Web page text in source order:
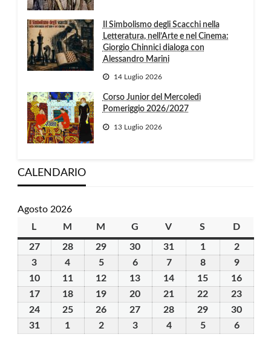
Il Simbolismo degli Scacchi nella
Letteratura, nell’Arte e nel Cinema:
Giorgio Chinnici dialoga con
Alessandro Marini
14 Luglio 2026
Corso Junior del Mercoledì
Pomeriggio 2026/2027
13 Luglio 2026
CALENDARIO
Agosto 2026
L
M martedì
M mercoledì
G giovedìV venerdì
S D
2727
Luglio
2026
2828
29 30 31 11
Agosto
2026
22
Agosto
2026
3
Agosto
2026
4
Agosto
2026
55
Agosto
2026
66
Agosto
2026
77
Agosto
2026
88
Agosto
2026
99
Agosto
2026
1010
Agosto
2026
1111
Agosto
2026
12
Agosto
13
Agosto
14
Agosto
15
Agosto
16
1717
Agosto
1818
Agosto
19
Agosto
20
Agosto
21
Agosto
22
Agosto
23
2424
Agosto
2525
Agosto
26
Agosto
27
Agosto
28
Agosto
29
Agosto
30
3131
1 22
33
44
55
66